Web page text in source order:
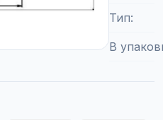
Тип
В